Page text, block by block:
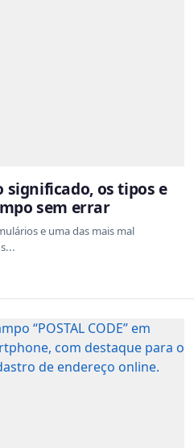
significado, os tipos e
sem errar
e uma das mais mal